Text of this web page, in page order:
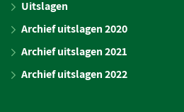
Uitslagen
Archief uitslagen 2020
Archief uitslagen 2021
Archief uitslagen 2022